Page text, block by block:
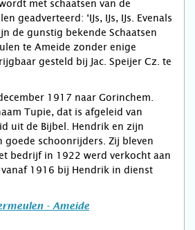
met schaatsen van de
geadverteerd: ‘IJs, IJs, IJs. Evenals
de gunstig bekende Schaatsen
te Ameide zonder enige
gesteld bij Jac. Speijer Cz. te
1917 naar Gorinchem.
Tupie, dat is afgeleid van
uit de Bijbel. Hendrik en zijn
goede schoonrijders. Zij bleven
bedrijf in 1922 werd verkocht aan
vanaf 1916 bij Hendrik in dienst
- Ameide